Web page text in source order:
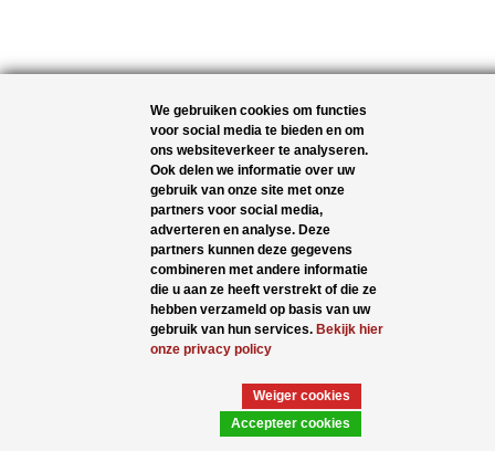
We gebruiken cookies om functies
voor social media te bieden en om
ons websiteverkeer te analyseren.
Ook delen we informatie over uw
gebruik van onze site met onze
partners voor social media,
adverteren en analyse. Deze
partners kunnen deze gegevens
combineren met andere informatie
die u aan ze heeft verstrekt of die ze
hebben verzameld op basis van uw
gebruik van hun services. Bekijk hier
onze privacy policy
Weiger cookies
Accepteer cookies